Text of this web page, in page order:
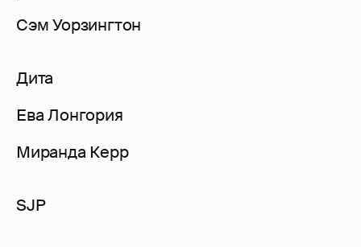
Сэм Уорзингтон
Дита
Ева Лонгория
Миранда Керр
SJP